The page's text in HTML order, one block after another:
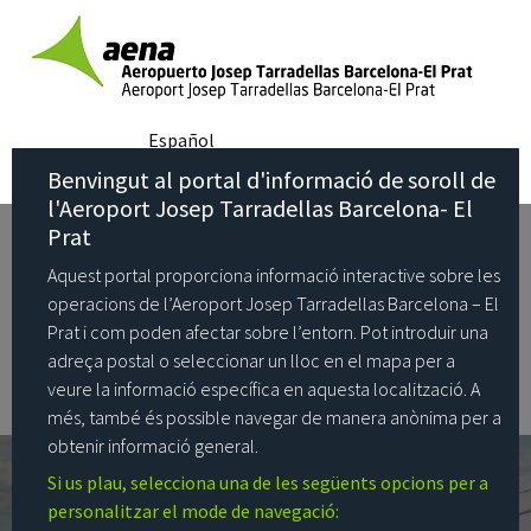
Español
La teva ubicació
Benvingut al portal d'informació de soroll de
l'Aeroport Josep Tarradellas Barcelona- El
Prat
Aquest portal proporciona informació interactive sobre les
operacions de l’Aeroport Josep Tarradellas Barcelona – El
Prat i com poden afectar sobre l’entorn. Pot introduir una
adreça postal o seleccionar un lloc en el mapa per a
veure la informació específica en aquesta localització. A
més, també és possible navegar de manera anònima per a
obtenir informació general.
Si us plau, selecciona una de les següents opcions per a
personalitzar el mode de navegació:
Com gestionem el soroll
Estadístiques
Preguntes freqüents